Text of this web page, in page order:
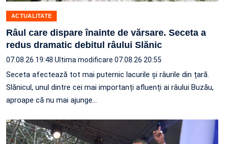
ACTUALITATE
Râul care dispare înainte de vărsare. Seceta a
redus dramatic debitul râului Slănic
07.08.26 19:48 Ultima modificare 07.08.26 20:55
Seceta afectează tot mai puternic lacurile și râurile din țară.
Slănicul, unul dintre cei mai importanți afluenți ai râului Buzău,
aproape că nu mai ajunge…